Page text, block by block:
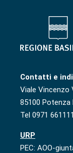
Contatti e
Viale Vincenzo
85100 Potenza
Tel 0971 661111
URP
PEC: AOO-